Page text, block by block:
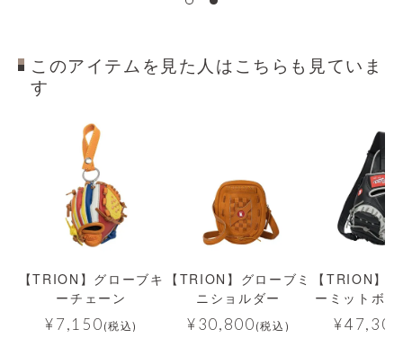
このアイテムを見た人はこちらも見ていま
す
【TRION】グローブキ
ーチェーン
¥7,150(税込)
【TRION】グローブミ
ニショルダー
¥30,800(税込)
【TRION】
ーミットボ
¥47,300